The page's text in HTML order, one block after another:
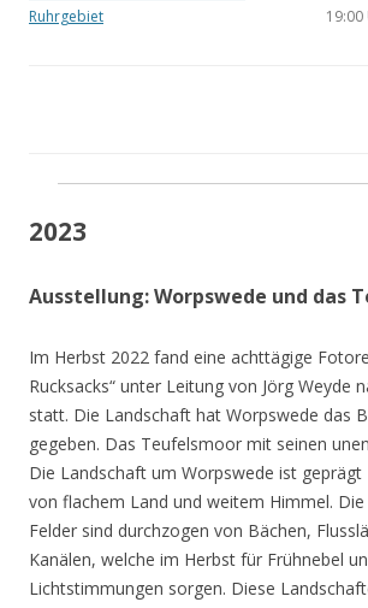
Ruhrgebiet
19:00
2023
Ausstellung: Worpswede und das
Im Herbst 2022 fand eine achttägige
Rucksacks“ unter Leitung von Jörg Weyde
statt. Die Landschaft hat Worpswede das
gegeben. Das Teufelsmoor mit seinen
Die Landschaft um Worpswede ist geprägt
von flachem Land und weitem Himmel. Die
Felder sind durchzogen von Bächen,
Kanälen, welche im Herbst für Frühnebel
Lichtstimmungen sorgen. Diese